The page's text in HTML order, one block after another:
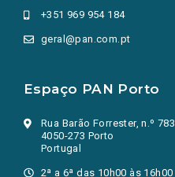
+351 969 954 184
geral@pan.com.pt
Espaço PAN Porto
Rua Barão Forrester, n.º 783
4050-273 Porto
Portugal
2ª a 6ª das 10h00 às 16h00